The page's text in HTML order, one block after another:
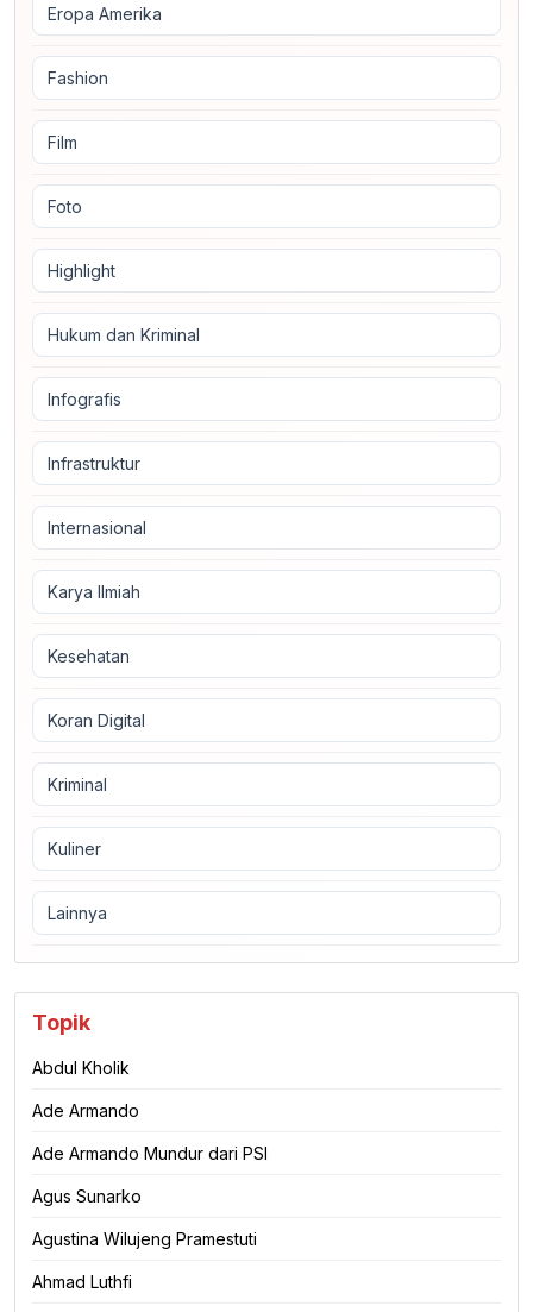
Eropa Amerika
Fashion
Film
Foto
Highlight
Hukum dan Kriminal
Infografis
Infrastruktur
Internasional
Karya Ilmiah
Kesehatan
Koran Digital
Kriminal
Kuliner
Lainnya
Topik
Abdul Kholik
Ade Armando
Ade Armando Mundur dari PSI
Agus Sunarko
Agustina Wilujeng Pramestuti
Ahmad Luthfi